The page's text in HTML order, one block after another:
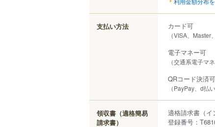
支払い方法 カード可
（VISA、
電子マネー可
（交通系電子マ
QRコード決済可
（PayPay、d払
領収書（適格簡易
請求書）
適格請求書（
登録番号：